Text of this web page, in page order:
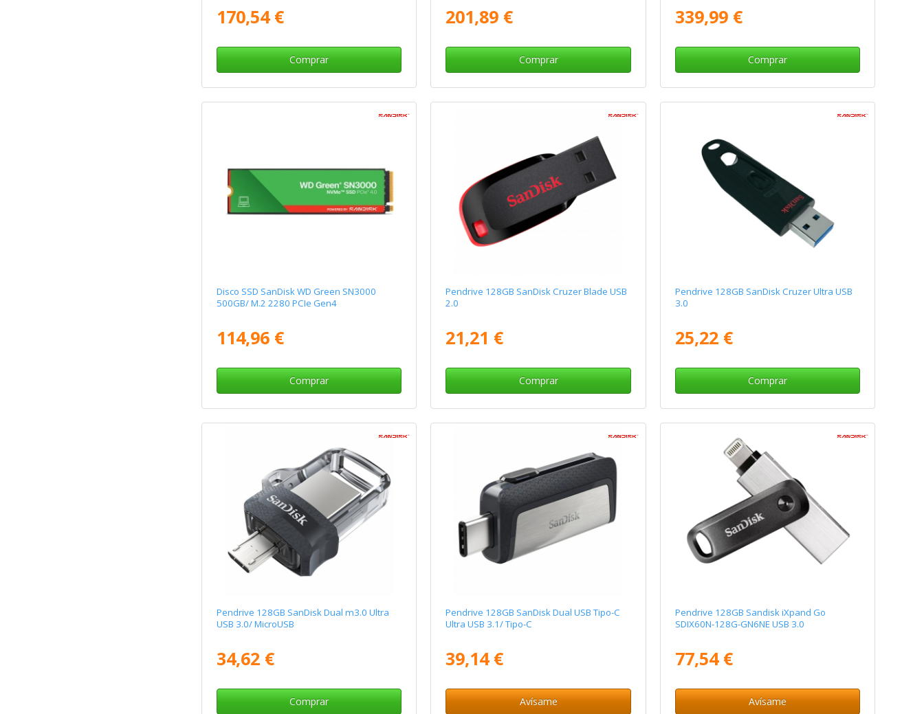
170,54 €
Comprar
201,89 €
Comprar
339,99 €
Comprar
Disco SSD SanDisk WD Green SN3000
500GB/ M.2 2280 PCIe Gen4
114,96 €
Comprar
Pendrive 128GB SanDisk Cruzer Blade USB
2.0
21,21 €
Comprar
Pendrive 128GB SanDisk Cruzer Ultra USB
3.0
25,22 €
Comprar
Pendrive 128GB SanDisk Dual m3.0 Ultra
USB 3.0/ MicroUSB
34,62 €
Comprar
Pendrive 128GB SanDisk Dual USB Tipo-C
Ultra USB 3.1/ Tipo-C
39,14 €
Avísame
Pendrive 128GB Sandisk iXpand Go
SDIX60N-128G-GN6NE USB 3.0
77,54 €
Avísame